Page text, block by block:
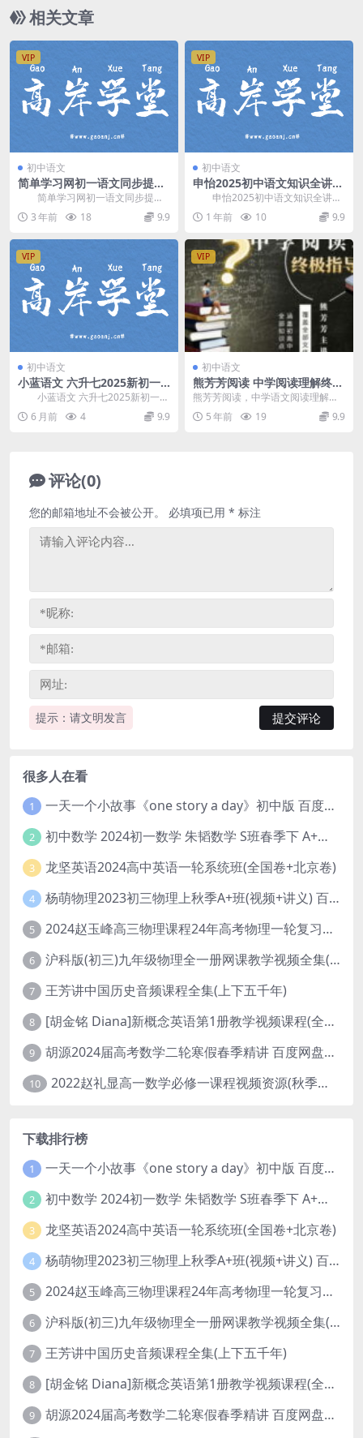
相关文章
VIP
初中语文
简单学习网初一语文同步提高
上学期课程 百度网盘分享
简单学习网初一语文同步提高
上学期课程，百度网盘分享初中语
文课程8.64G高清...
3 年前 18 9.9
VIP
初中语文
申怡2025初中语文知识全讲视
频课(7-9年级 新课标) 百度网
盘分享
申怡2025初中语文知识全讲视
频课(7-9年级 新课标)，紧扣新标
准，根据题...
1 年前 10 9.9
VIP
初中语文
小蓝语文 六升七2025新初一
语文暑假衔接课(含讲义) 百度
网盘分享
小蓝语文 六升七2025新初一语
文暑假衔接课(含讲义)，共44讲课
程：11讲...
6 月前 4 9.9
VIP
初中语文
熊芳芳阅读 中学阅读理解终级
指导（完结）（3.54G超清视
频）百度网盘
熊芳芳阅读，中学语文阅读理解中
级指导，完结版百度网盘3.54G超
清视频。资源目录...
5 年前 19 9.9
评论(0)
提示：请文明发言
您的邮箱地址不会被公开。 必填项已用 * 标注
很多人在看
1 一天一个小故事《one story a day》初中版 百度网盘分享下载
2 初中数学 2024初一数学 朱韬数学 S班春季下 A+班春季下 百度云网盘
3 龙坚英语2024高中英语一轮系统班(全国卷+北京卷)
4 杨萌物理2023初三物理上秋季A+班(视频+讲义) 百度网盘分享
5 2024赵玉峰高三物理课程24年高考物理一轮复习网课教程
6 沪科版(初三)九年级物理全一册网课教学视频全集(录播版 杜春雨 66讲)
7 王芳讲中国历史音频课程全集(上下五千年)
8 [胡金铭 Diana]新概念英语第1册教学视频课程(全集 百度网盘下载)
9 胡源2024届高考数学二轮寒假春季精讲 百度网盘分享
10 2022赵礼显高一数学必修一课程视频资源(秋季班 含讲义)百度网盘云
下载排行榜
1 一天一个小故事《one story a day》初中版 百度网盘分享下载
2 初中数学 2024初一数学 朱韬数学 S班春季下 A+班春季下 百度云网盘
3 龙坚英语2024高中英语一轮系统班(全国卷+北京卷)
4 杨萌物理2023初三物理上秋季A+班(视频+讲义) 百度网盘分享
5 2024赵玉峰高三物理课程24年高考物理一轮复习网课教程
6 沪科版(初三)九年级物理全一册网课教学视频全集(录播版 杜春雨 66讲)
7 王芳讲中国历史音频课程全集(上下五千年)
8 [胡金铭 Diana]新概念英语第1册教学视频课程(全集 百度网盘下载)
9
胡源2024届高考数学二轮寒假春季精讲 百度网盘分享